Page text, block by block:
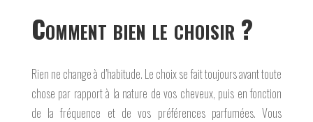
Comment bien le choisir ?
Rien ne change à d’habitude. Le choix se fait toujours avant toute
chose par rapport à la nature de vos cheveux, puis en fonction
de la fréquence et de vos préférences parfumées. Vous